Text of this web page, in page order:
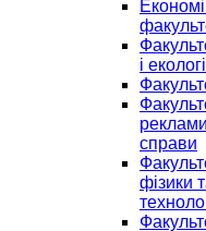
і
справи
фізики